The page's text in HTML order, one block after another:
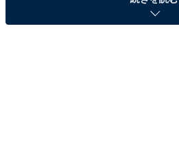
この記事の執筆者：
いもの部